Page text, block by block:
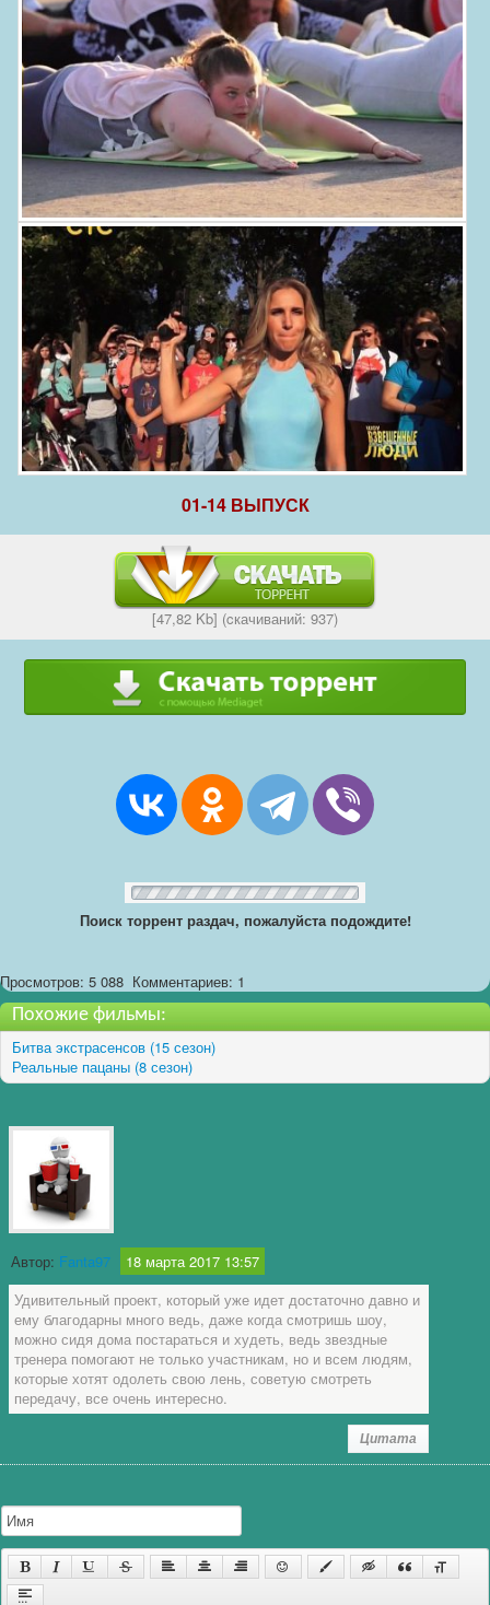
01-14 ВЫПУСК
[47,82 Kb] (cкачиваний: 937)
Поиск торрент раздач, пожалуйста подождите!
Просмотров: 5 088 Комментариев: 1
Похожие фильмы:
Битва экстрасенсов (15 сезон)
Реальные пацаны (8 сезон)
Автор: Fanta97
18 марта 2017 13:57
Удивительный проект, который уже идет достаточно давно и
ему благодарны много ведь, даже когда смотришь шоу,
можно сидя дома постараться и худеть, ведь звездные
тренера помогают не только участникам, но и всем людям,
которые хотят одолеть свою лень, советую смотреть
передачу, все очень интересно.
Цитата